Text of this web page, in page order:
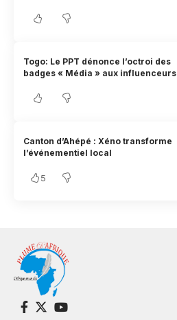
Togo: Le PPT dénonce l’octroi des
badges « Média » aux influenceurs
Canton d’Ahépé : Xéno transforme
l’événementiel local
5